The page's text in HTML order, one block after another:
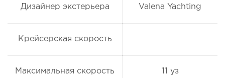
Дизайнер экстерьера Valena Yachting
Крейсерская скорость
Максимальная скорость 11 уз